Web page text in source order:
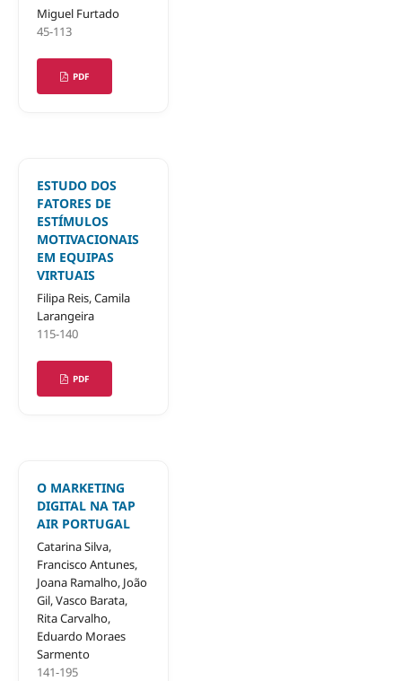
Miguel Furtado
45-113
PDF
ESTUDO DOS
FATORES DE
ESTÍMULOS
MOTIVACIONAIS
EM EQUIPAS
VIRTUAIS
Filipa Reis, Camila
Larangeira
115-140
PDF
O MARKETING
DIGITAL NA TAP
AIR PORTUGAL
Catarina Silva,
Francisco Antunes,
Joana Ramalho, João
Gil, Vasco Barata,
Rita Carvalho,
Eduardo Moraes
Sarmento
141-195